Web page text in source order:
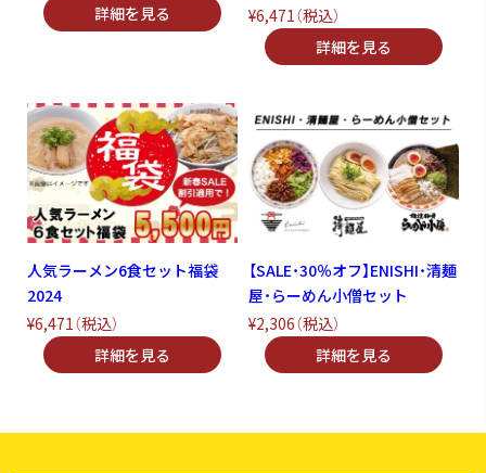
¥6,471 （税込）
人気ラーメン6食セット福袋
2024
¥6,471 （税込）
【SALE・30％オフ】ENISHI・清麺
屋・らーめん小僧セット
¥2,306（税込）